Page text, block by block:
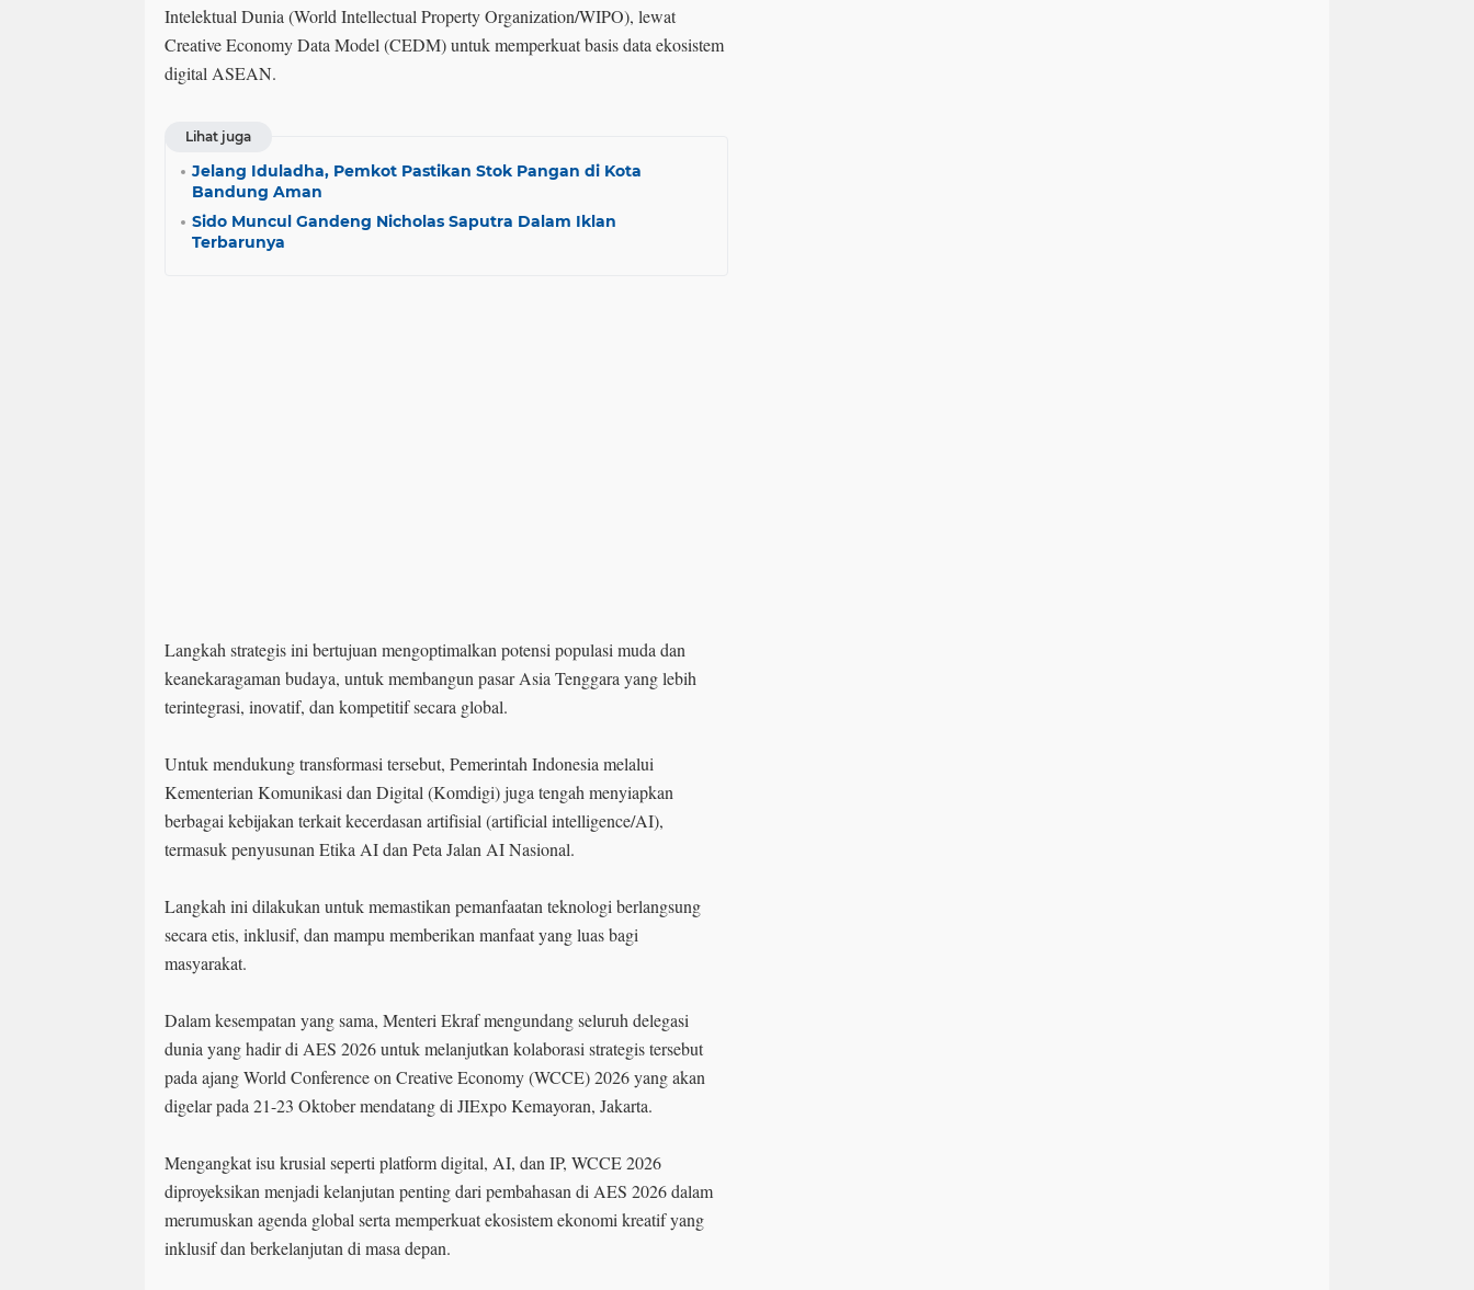
Intelektual Dunia (World Intellectual Property Organization/WIPO), lewat
Creative Economy Data Model (CEDM) untuk memperkuat basis data ekosistem
digital ASEAN.
Lihat juga
Jelang Iduladha, Pemkot Pastikan Stok Pangan di Kota
Bandung Aman
Sido Muncul Gandeng Nicholas Saputra Dalam Iklan
Terbarunya
Langkah strategis ini bertujuan mengoptimalkan potensi populasi muda dan
keanekaragaman budaya, untuk membangun pasar Asia Tenggara yang lebih
terintegrasi, inovatif, dan kompetitif secara global.
Untuk mendukung transformasi tersebut, Pemerintah Indonesia melalui
Kementerian Komunikasi dan Digital (Komdigi) juga tengah menyiapkan
berbagai kebijakan terkait kecerdasan artifisial (artificial intelligence/AI),
termasuk penyusunan Etika AI dan Peta Jalan AI Nasional.
Langkah ini dilakukan untuk memastikan pemanfaatan teknologi berlangsung
secara etis, inklusif, dan mampu memberikan manfaat yang luas bagi
masyarakat.
Dalam kesempatan yang sama, Menteri Ekraf mengundang seluruh delegasi
dunia yang hadir di AES 2026 untuk melanjutkan kolaborasi strategis tersebut
pada ajang World Conference on Creative Economy (WCCE) 2026 yang akan
digelar pada 21-23 Oktober mendatang di JIExpo Kemayoran, Jakarta.
Mengangkat isu krusial seperti platform digital, AI, dan IP, WCCE 2026
diproyeksikan menjadi kelanjutan penting dari pembahasan di AES 2026 dalam
merumuskan agenda global serta memperkuat ekosistem ekonomi kreatif yang
inklusif dan berkelanjutan di masa depan.